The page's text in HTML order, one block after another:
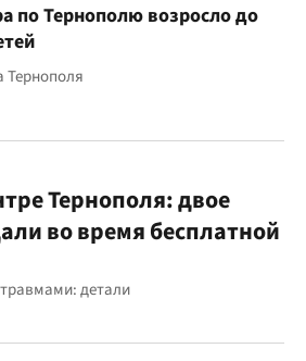
по Тернополю возросло до
Тернополя
Тернополя: двое
во время бесплатной
детали